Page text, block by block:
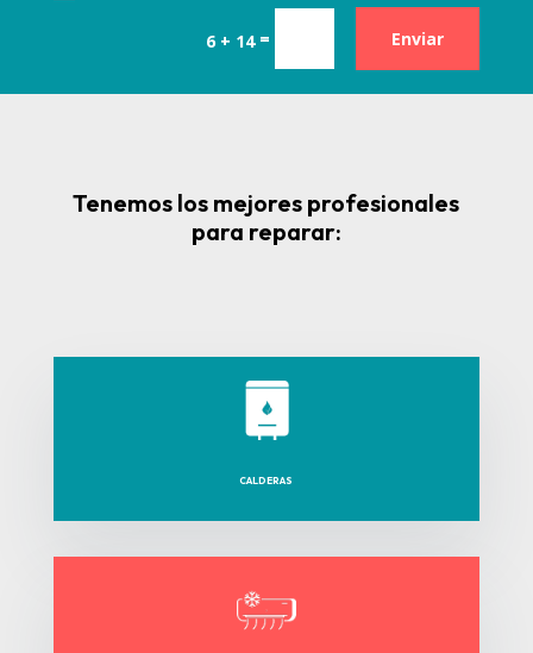
6 + 14= Enviar
Tenemos los mejores profesionales
para reparar:
CALDERAS